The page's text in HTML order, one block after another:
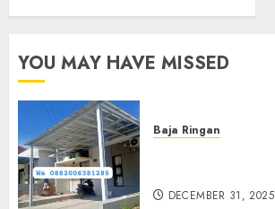
YOU MAY HAVE MISSED
Baja Ringan
DECEMBER 31, 2025